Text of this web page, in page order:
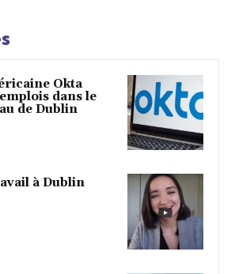
Okta
dans le
de Dublin
à Dublin